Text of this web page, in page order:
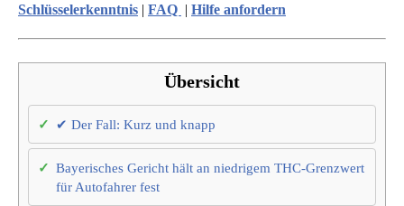
Schlüsselerkenntnis | FAQ | Hilfe anfordern
Übersicht
✔ Der Fall: Kurz und knapp
Bayerisches Gericht hält an niedrigem THC-Grenzwert
für Autofahrer fest